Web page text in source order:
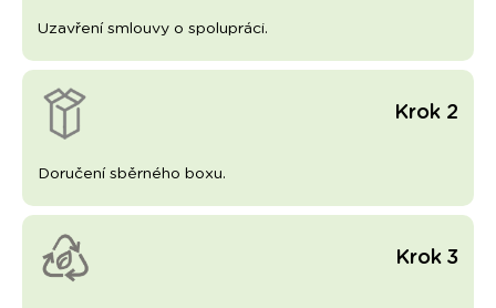
Uzavření smlouvy o spolupráci.
Krok 2
Doručení sběrného boxu.
Krok 3